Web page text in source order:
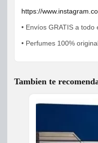
https://
• Envíos GRATIS a todo
• Perfumes 100%
Tambien te